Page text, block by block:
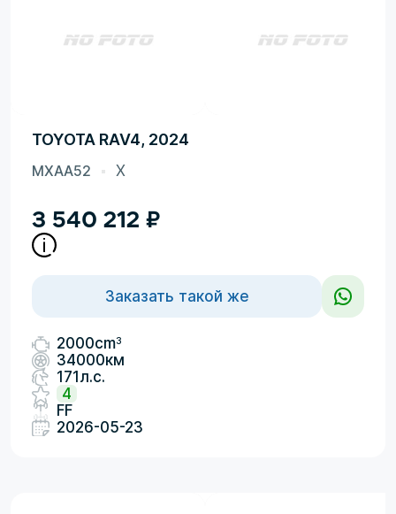
TOYOTA RAV4, 2024
MXAA52 X
3 540 212 ₽
Заказать такой же
2000cm3
34000км
171л.с.
4
FF
2026-05-23